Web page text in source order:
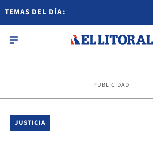
TEMAS DEL DÍA:
PUBLICIDAD
JUSTICIA